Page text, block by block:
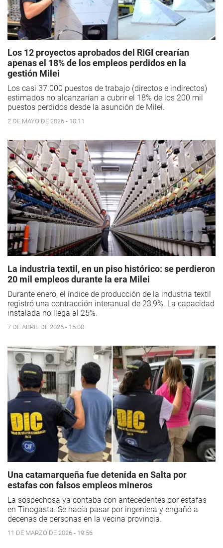
Los 12 proyectos aprobados del RIGI crearían
apenas el 18% de los empleos perdidos en la
gestión Milei
Los casi 37.000 puestos de trabajo (directos e indirectos)
estimados no alcanzarían a cubrir el 18% de los 200 mil
puestos perdidos desde la asunción de Milei.
2 DE MAYO DE 2026 - 10:11
La industria textil, en un piso histórico: se perdieron
20 mil empleos durante la era Milei
Durante enero, el índice de producción de la industria textil
registró una contracción interanual de 23,9%. La capacidad
instalada no llega al 25%.
7 DE ABRIL DE 2026 - 15:00
Una catamarqueña fue detenida en Salta por
estafas con falsos empleos mineros
La sospechosa ya contaba con antecedentes por estafas
en Tinogasta. Se hacía pasar por ingeniera y engañó a
decenas de personas en la vecina provincia.
11 DE MARZO DE 2026 - 19:56